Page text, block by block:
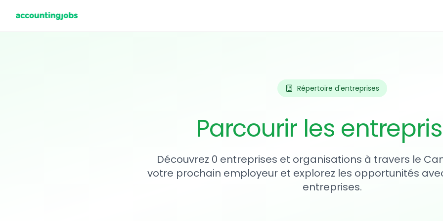
Répertoire d'entreprises
Parcourir les
Découvrez 0 entreprises et organisations à travers le
votre prochain employeur et explorez les opportunités
entreprises.